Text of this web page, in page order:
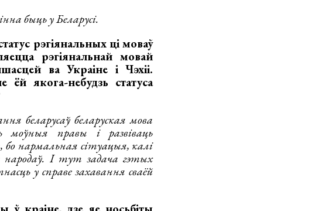
быць у Беларусі.
рэгіянальных ці моваў
рэгіянальнай мовай
ва Украіне і Чэхіі.
якога-небудзь статуса
беларусаў беларуская мова
правы і развіваць
бо нармальная сітуацыя, калі
І тут задача гэтых
у справе захавання сваёй